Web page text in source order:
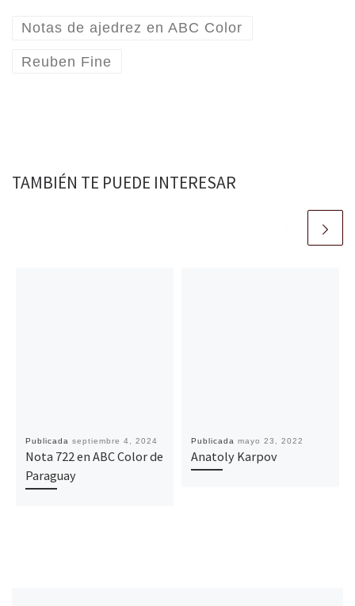
Notas de ajedrez en ABC Color
Reuben Fine
TAMBIÉN TE PUEDE INTERESAR
Publicada septiembre 4, 2024
Nota 722 en ABC Color de
Paraguay
Publicada mayo 23, 2022
Anatoly Karpov